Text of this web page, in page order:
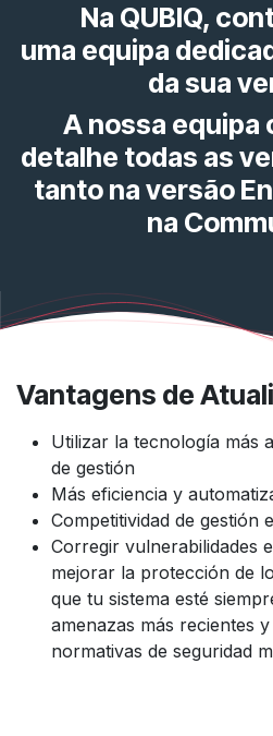
Na QUBIQ,
uma equipa
da sua
A nossa equipa
detalhe todas as
tanto na versão
na
Vantagens de
Utilizar la tecnología más
de gestión
Más eficiencia y
Competitividad de gestión
Corregir vulnerabilidades
mejorar la protección de
que tu sistema esté
amenazas más recientes
normativas de seguridad